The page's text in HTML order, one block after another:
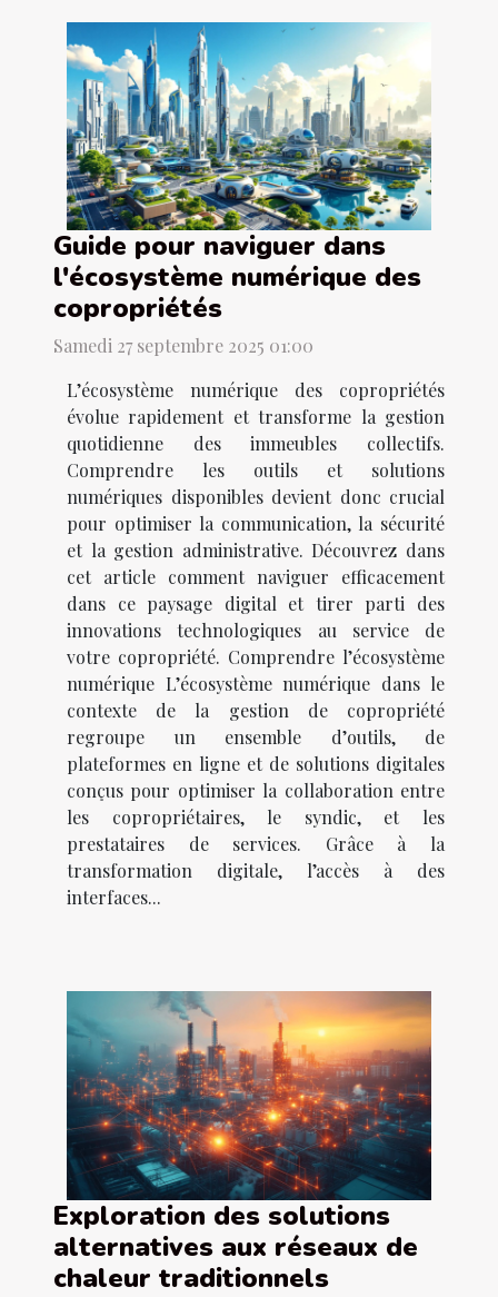
Guide pour naviguer dans
l'écosystème numérique des
copropriétés
Samedi 27 septembre 2025 01:00
L’écosystème numérique des copropriétés
évolue rapidement et transforme la gestion
quotidienne des immeubles collectifs.
Comprendre les outils et solutions
numériques disponibles devient donc crucial
pour optimiser la communication, la sécurité
et la gestion administrative. Découvrez dans
cet article comment naviguer efficacement
dans ce paysage digital et tirer parti des
innovations technologiques au service de
votre copropriété. Comprendre l’écosystème
numérique L’écosystème numérique dans le
contexte de la gestion de copropriété
regroupe un ensemble d’outils, de
plateformes en ligne et de solutions digitales
conçus pour optimiser la collaboration entre
les copropriétaires, le syndic, et les
prestataires de services. Grâce à la
transformation digitale, l’accès à des
interfaces...
Exploration des solutions
alternatives aux réseaux de
chaleur traditionnels